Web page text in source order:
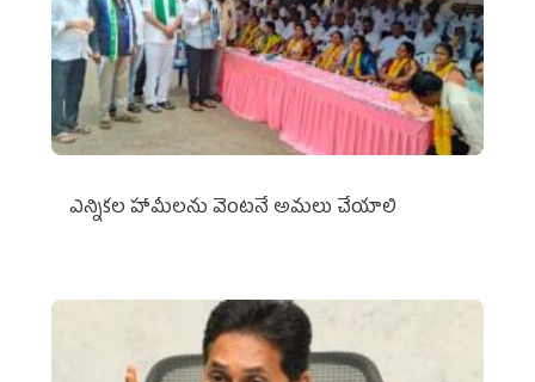
ఎన్నికల హామీలను వెంటనే అమలు చేయాలి